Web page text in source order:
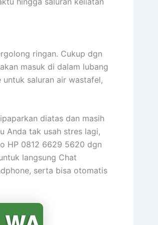
ringan. Cukup dgn
masuk di dalam lubang
saluran air wastafel,
diatas dan masih
Anda tak usah stres lagi,
HP 0812 6629 5620 dgn
langsung Chat
serta bisa otomatis